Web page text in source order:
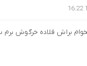
براش قلاده خرگوش برم